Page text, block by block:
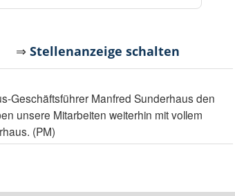
⇒Stellenanzeige schalten
Geschäftsführer Manfred Sunderhaus den
unsere Mitarbeiten weiterhin mit vollem
(PM)